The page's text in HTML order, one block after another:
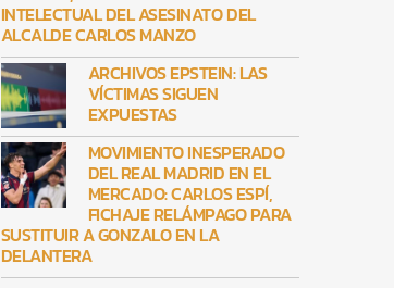
INTELECTUAL DEL ASESINATO DEL
ALCALDE CARLOS MANZO
ARCHIVOS EPSTEIN: LAS
VÍCTIMAS SIGUEN
EXPUESTAS
MOVIMIENTO INESPERADO
DEL REAL MADRID EN EL
MERCADO: CARLOS ESPÍ,
FICHAJE RELÁMPAGO PARA
SUSTITUIR A GONZALO EN LA
DELANTERA